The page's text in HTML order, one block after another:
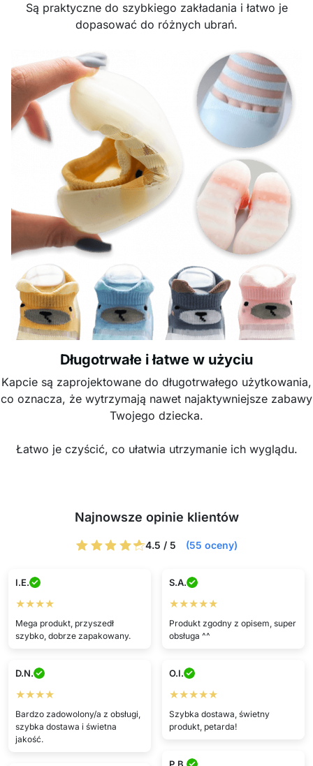
Są praktyczne do szybkiego zakładania i łatwo je
dopasować do różnych ubrań.
Długotrwałe i łatwe w użyciu
Kapcie są zaprojektowane do długotrwałego użytkowania,
co oznacza, że wytrzymają nawet najaktywniejsze zabawy
Twojego dziecka.
Łatwo je czyścić, co ułatwia utrzymanie ich wyglądu.
Najnowsze opinie klientów
4.5 / 5 (55 oceny)
I.E.
★★★★
Mega produkt, przyszedł
szybko, dobrze zapakowany.
S.A.
★★★★★
Produkt zgodny z opisem, super
obsługa ^^
D.N.
★★★★
Bardzo zadowolony/a z obsługi,
szybka dostawa i świetna
jakość.
O.I.
★★★★★
Szybka dostawa, świetny
produkt, petarda!
P.B.